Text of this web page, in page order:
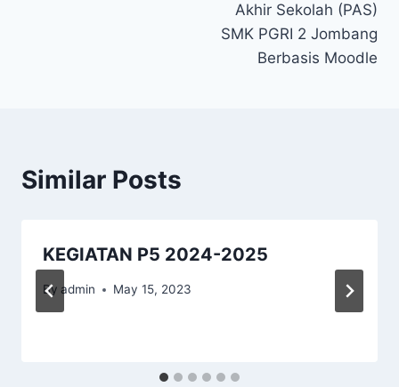
Akhir Sekolah (PAS)
SMK PGRI 2 Jombang
Berbasis Moodle
Similar Posts
KEGIATAN P5 2024-2025
By admin May 15, 2023